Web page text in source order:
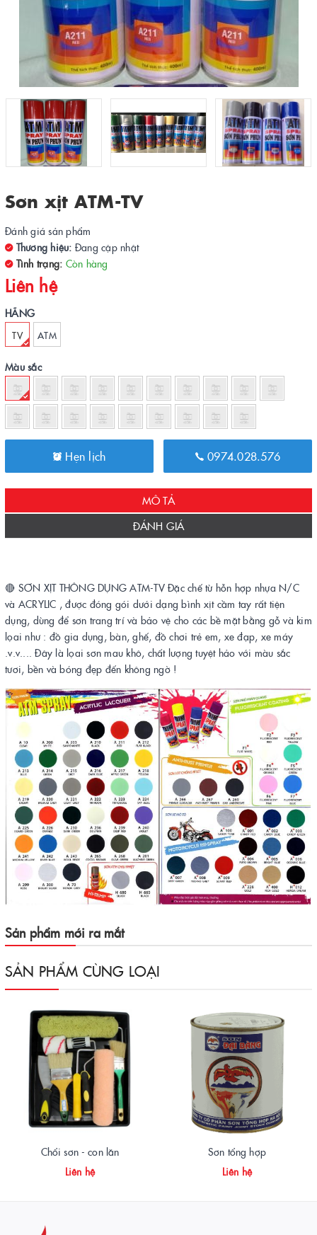
Sơn xịt ATM-TV
Đánh giá sản phẩm
Thương hiệu: Đang cập nhật
Tình trạng: Còn hàng
Liên hệ
HÃNG
TV ATM
Màu sắc
Hẹn lịch 0974.028.576
MÔ TẢ
ĐÁNH GIÁ
🔴 SƠN XỊT THÔNG DỤNG ATM-TV Đặc chế từ hỗn hợp nhựa N/C
và ACRYLIC , được đóng gói dưới dạng bình xịt cầm tay rất tiện
dụng, dùng để sơn trang trí và bảo vệ cho các bề mặt bằng gỗ và kim
lọai như : đồ gia dụng, bàn, ghế, đồ chơi trẻ em, xe đạp, xe máy
.v.v.... Đây là lọai sơn mau khô, chất lượng tuyệt hảo với màu sắc
tươi, bền và bóng đẹp đến không ngờ !
Sản phẩm mới ra mắt
SẢN PHẨM CÙNG LOẠI
Chổi sơn - con lăn
Liên hệ
Sơn tổng hợp
Liên hệ